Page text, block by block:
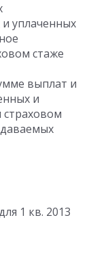
уплаченных
стаже
выплат и
и
страховом
1 кв. 2013